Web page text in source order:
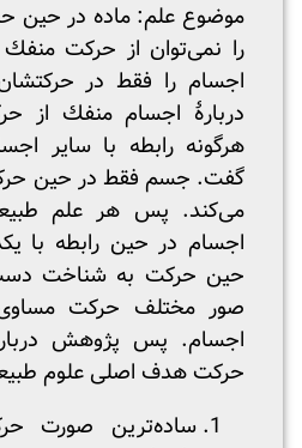
موضوع علم: ماده در حین
را نمی‌توان از حرکت منفك
اجسام را فقط در
دربارۀ اجسام منفك از
هرگونه رابطه با سایر
گفت. جسم فقط در حین
می‌کند. پس هر علم
اجسام در حین رابطه با
حین حرکت به شناخت
صور مختلف حرکت
اجسام. پس پژوهش
حرکت هدف اصلی علوم
ساده‌ترین صورت